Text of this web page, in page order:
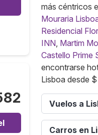
más céntricos
Mouraria
Residencial
INN, Martim
Castello Prime
encontrarse
Lisboa desde
Vuelos a
Carros en